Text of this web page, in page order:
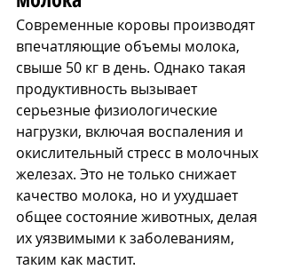
Современные коровы производят
впечатляющие объемы молока,
свыше 50 кг в день. Однако такая
продуктивность вызывает
серьезные физиологические
нагрузки, включая воспаления и
окислительный стресс в молочных
железах. Это не только снижает
качество молока, но и ухудшает
общее состояние животных, делая
их уязвимыми к заболеваниям,
таким как мастит.